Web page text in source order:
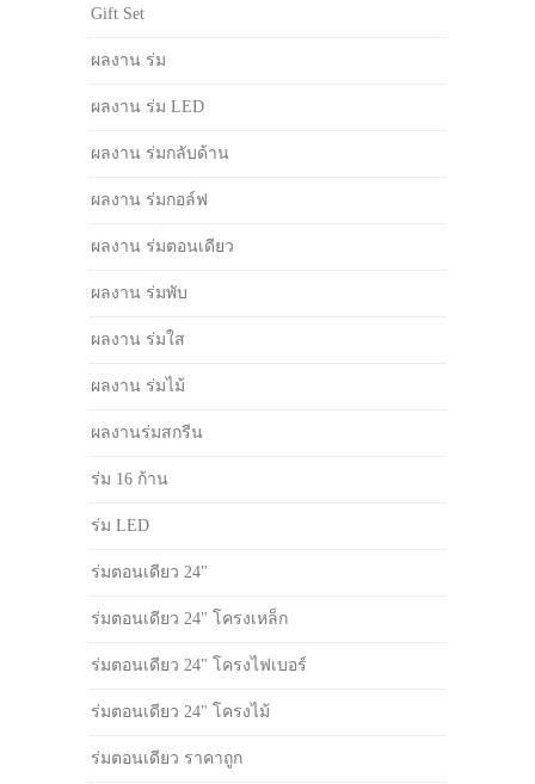
Gift Set
ผลงาน ร่ม
ผลงาน ร่ม LED
ผลงาน ร่มกลับด้าน
ผลงาน ร่มกอล์ฟ
ผลงาน ร่มตอนเดียว
ผลงาน ร่มพับ
ผลงาน ร่มใส
ผลงาน ร่มไม้
ผลงานร่มสกรีน
ร่ม 16 ก้าน
ร่ม LED
ร่มตอนเดียว 24"
ร่มตอนเดียว 24" โครงเหล็ก
ร่มตอนเดียว 24" โครงไฟเบอร์
ร่มตอนเดียว 24" โครงไม้
ร่มตอนเดียว ราคาถูก